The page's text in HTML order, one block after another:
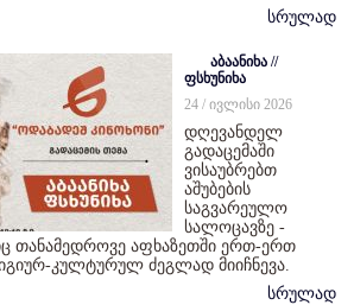
სრულად
აბაანიხა //
ფსხუნიხა
24 / ივლისი 2026
დღევანდელ
გადაცემაში
ვისაუბრებთ
აშუბების
საგვარეულო
სალოცავზე -
თანამედროვე აფხაზეთში ერთ-ერთ
კულტურულ ძეგლად მიიჩნევა.
სრულად